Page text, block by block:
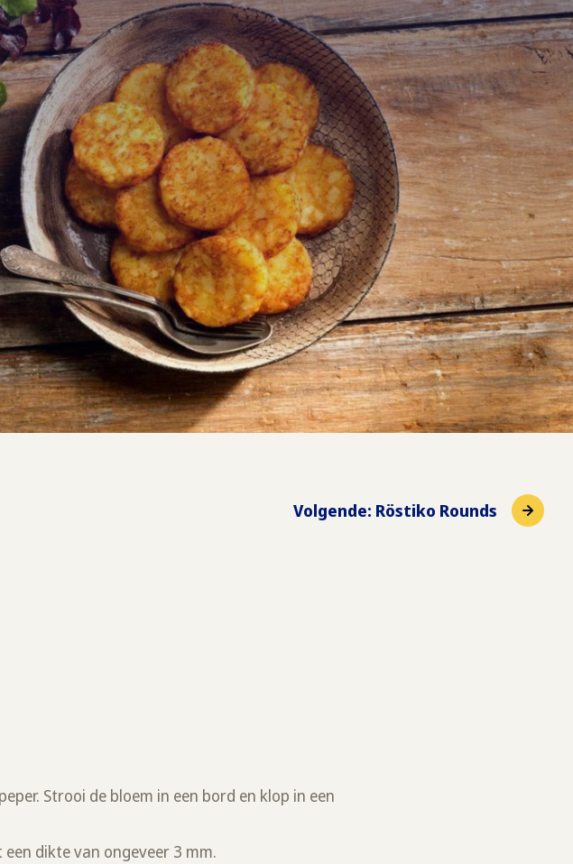
Volgende: Röstiko Rounds
Strooi de bloem in een bord en klop in een
dikte van ongeveer 3 mm.